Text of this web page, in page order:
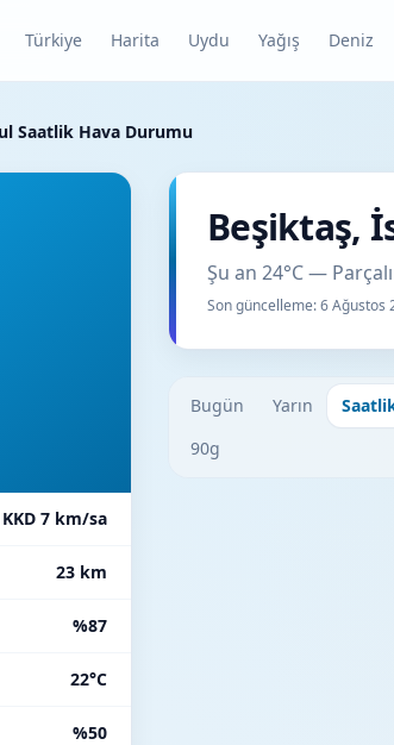
Türkiye Harita Uydu Yağış Deniz
Saatlik Hava Durumu
KKD 7 km/sa
23 km
%87
22°C
%50
Beşiktaş,
Şu an 24°C —
Son güncelleme:6 Ağustos
Bugün Yarın
90g